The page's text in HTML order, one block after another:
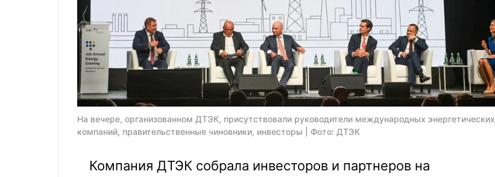
На вечере, организованном ДТЭК, присутствовали руководители международных энергетических
компаний, правительственные чиновники, инвесторы | Фото: ДТЭК
Компания ДТЭК собрала инвесторов и партнеров на